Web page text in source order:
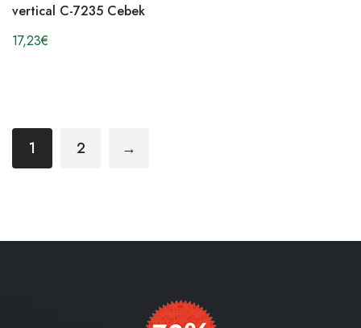
vertical C-7235 Cebek
17,23€
1 2 →